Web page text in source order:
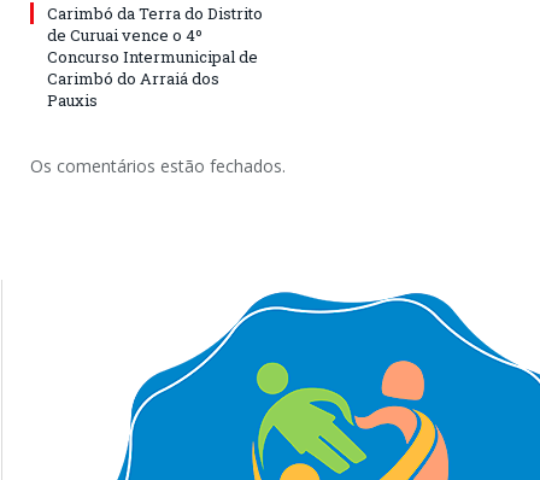
Carimbó da Terra do Distrito
de Curuai vence o 4º
Concurso Intermunicipal de
Carimbó do Arraiá dos
Pauxis
Os comentários estão fechados.